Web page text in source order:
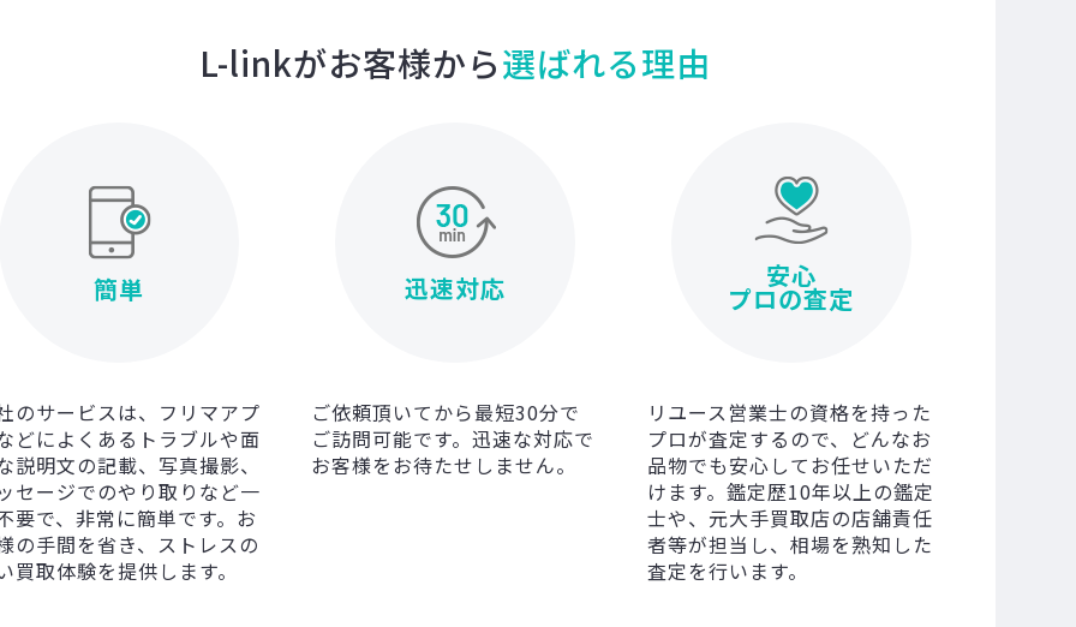
L-linkがお客様から選ばれる理由
簡単
のサービスは、フリマアプ
どによくあるトラブルや面
説明文の記載、写真撮影、
セージでのやり取りなど一
要で、非常に簡単です。お
の手間を省き、ストレスの
買取体験を提供します。
迅速対応
ご依頼頂いてから最短30分で
ご訪問可能です。迅速な対応で
お客様をお待たせしません。
安心
プロの査定
リユース営業士の資格を持った
プロが査定するので、どんなお
品物でも安心してお任せいただ
けます。鑑定歴10年以上の鑑定
士や、元大手買取店の店舗責任
者等が担当し、相場を熟知した
査定を行います。